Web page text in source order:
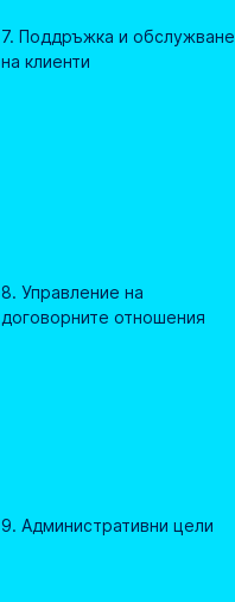
7. Поддръжка и обслужване
на клиенти
8. Управление на
договорните отношения
9. Административни цели